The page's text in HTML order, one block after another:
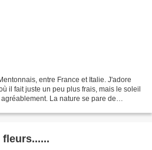
entre France et Italie. J'adore
il fait juste un peu plus frais, mais le soleil
La nature se pare de